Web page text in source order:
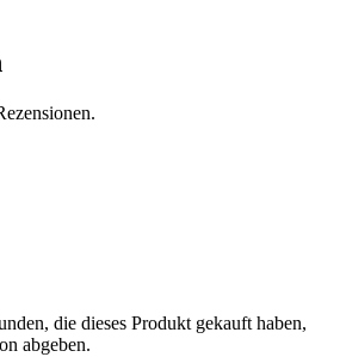
die dieses Produkt gekauft haben,
abgeben.